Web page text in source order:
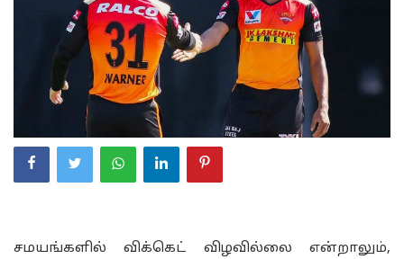
சமயங்களில் விக்கெட் விழவில்லை என்றாலும்,